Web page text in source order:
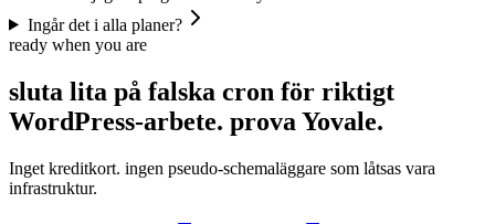
Ingår det i alla planer?
ready when you are
sluta lita på falska cron för riktigt
WordPress-arbete. prova Yovale.
Inget kreditkort. ingen pseudo-schemaläggare som låtsas vara
infrastruktur.